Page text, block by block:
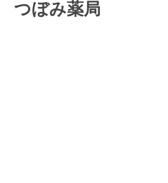
つぼみ薬局